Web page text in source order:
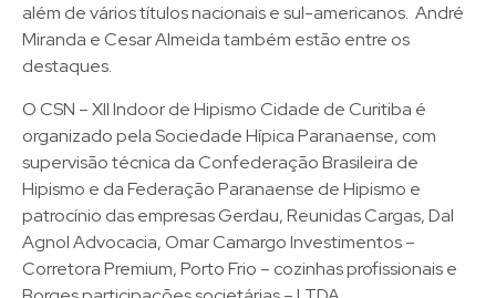
além de vários títulos nacionais e sul-americanos. André
Miranda e Cesar Almeida também estão entre os
destaques.
O CSN – XII Indoor de Hipismo Cidade de Curitiba é
organizado pela Sociedade Hípica Paranaense, com
supervisão técnica da Confederação Brasileira de
Hipismo e da Federação Paranaense de Hipismo e
patrocínio das empresas Gerdau, Reunidas Cargas, Dal
Agnol Advocacia, Omar Camargo Investimentos –
Corretora Premium, Porto Frio – cozinhas profissionais e